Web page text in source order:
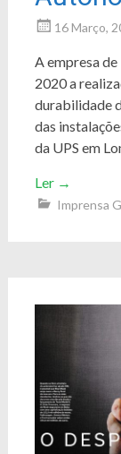
16 Março,
A empresa
2020 a
durabilidade
das
da UPS em
Ler →
Imprensa